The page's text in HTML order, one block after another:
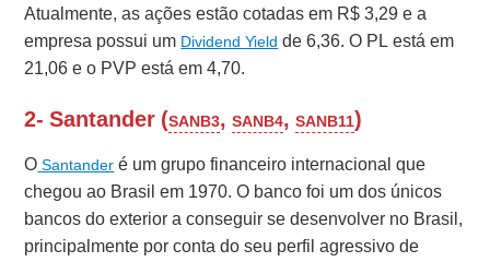
Atualmente, as ações estão cotadas em R$ 3,29 e a
empresa possui um Dividend Yield de 6,36. O PL está em
21,06 e o PVP está em 4,70.
2- Santander (SANB3,SANB4,SANB11)
O Santander é um grupo financeiro internacional que
chegou ao Brasil em 1970. O banco foi um dos únicos
bancos do exterior a conseguir se desenvolver no Brasil,
principalmente por conta do seu perfil agressivo de